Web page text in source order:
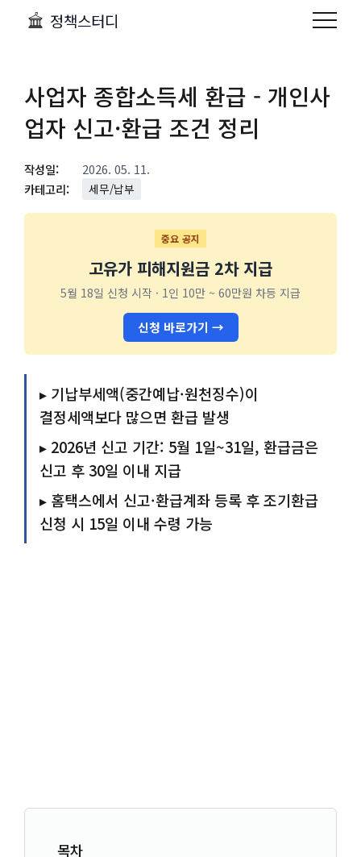
정책스터디
사업자 종합소득세 환급 - 개인사
업자 신고·환급 조건 정리
작성일:
2026. 05. 11.
카테고리:
세무/납부
중요 공지
고유가 피해지원금 2차 지급
5월 18일 신청 시작 · 1인 10만 ~ 60만원 차등 지급
신청 바로가기 →
▸ 기납부세액(중간예납·원천징수)이
결정세액보다 많으면 환급 발생
▸ 2026년 신고 기간: 5월 1일~31일, 환급금은
신고 후 30일 이내 지급
▸ 홈택스에서 신고·환급계좌 등록 후 조기환급
신청 시 15일 이내 수령 가능
목차